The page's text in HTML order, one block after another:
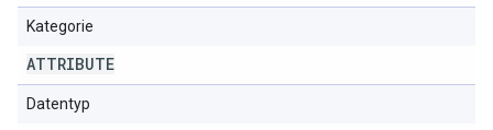
Kategorie
ATTRIBUTE
Datentyp